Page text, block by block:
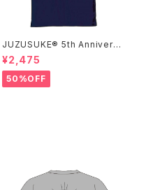
JUZUSUKE® 5th Anniversa
ry Tee
¥2,475
50%OFF